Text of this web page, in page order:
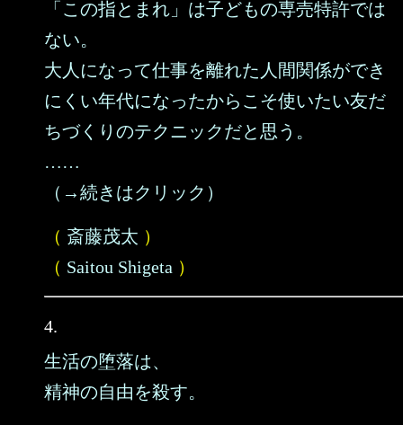
「この指とまれ」は子どもの専売特許では
ない。
大人になって仕事を離れた人間関係ができ
にくい年代になったからこそ使いたい友だ
ちづくりのテクニックだと思う。
……
（→続きはクリック）
（ 斎藤茂太 ）
（ Saitou Shigeta ）
4.
生活の堕落は、
精神の自由を殺す。